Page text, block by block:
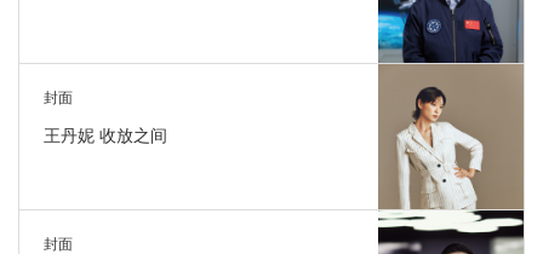
封面
王丹妮 收放之间
封面